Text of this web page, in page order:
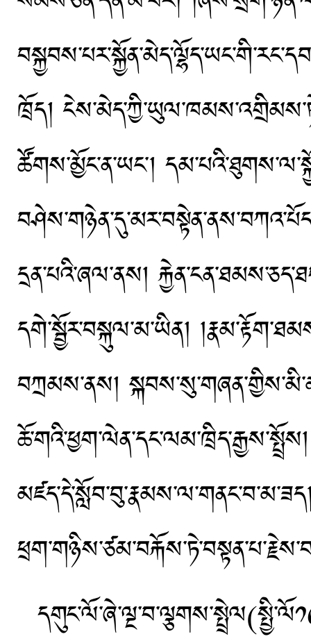
ཁྲོད།
ཚོགས་མྱོང་ན་ཡང༌།
དྲན་པའི་ཞལ་ནས།
དགེ་སྦྱོར་བསྐུལ་མ་ཡིན།
བཀྲམས་ནས།